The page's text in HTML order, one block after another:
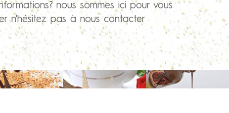
nous sommes ici pour vous
n'hésitez pas à nous contacter